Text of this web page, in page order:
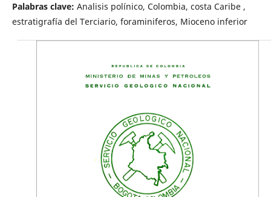
Palabras clave: Analisis polínico, Colombia, costa Caribe ,
estratigrafía del Terciario, foraminiferos, Mioceno inferior